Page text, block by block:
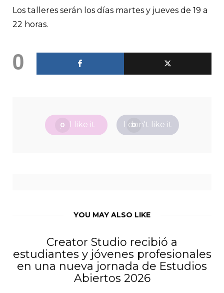
Los talleres serán los días martes y jueves de 19 a
22 horas.
0
0 I like it 0
I don't like it
YOU MAY ALSO LIKE
Creator Studio recibió a
estudiantes y jóvenes profesionales
en una nueva jornada de Estudios
Abiertos 2026